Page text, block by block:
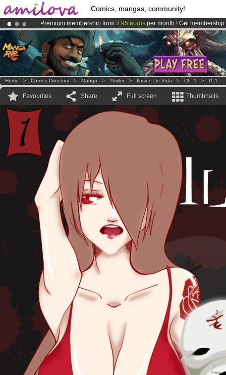
Comics, mangas, community!
Premium membership from 3.95 euros per month ! Get membership
Already 100000membersand 1000comics & mangas!.
AmilovaKickstarter is now LIVE!.
Home > Comics Directory > Manga > Thriller > Ilusion De Vida > Ch. 1 > P. 1
Favourites Share Full screen Thumbnails